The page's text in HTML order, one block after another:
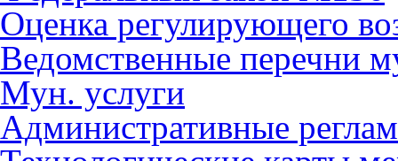
Оценка регулирующего
Ведомственные перечни
Мун. услуги
Административные